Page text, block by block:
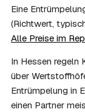
Im Einzelfall
einem vom
und holen die
Zentrum
über die
08 Bekomme
Eine
(Richtwert,
Alle Preise im
In Hessen regeln
über
Entrümpelung in
einen Partner